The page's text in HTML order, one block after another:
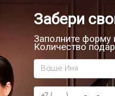
УСТАНОВКА